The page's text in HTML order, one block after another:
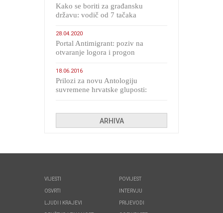
Kako se boriti za građansku
državu: vodič od 7 tačaka
28.04.2020
Portal Antimigrant: poziv na
otvaranje logora i progon
18.06.2016
Prilozi za novu Antologiju
suvremene hrvatske gluposti:
ARHIVA
VIJESTI
OSVRTI
LJUDI I KRAJEVI
POVIJEST
INTERVJU
PRIJEVODI